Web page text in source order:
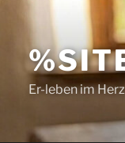
conținut
Er-leben im